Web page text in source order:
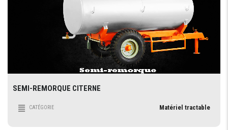
SEMI-REMORQUE CITERNE
CATÉGORIE Matériel tractable